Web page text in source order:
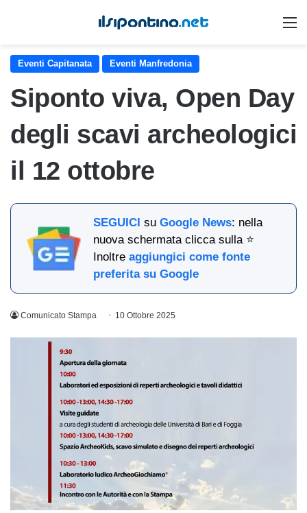
Eventi Capitanata Eventi Manfredonia
Siponto viva, Open Day
degli scavi archeologici
il 12 ottobre
SEGUICI suGoogle News: nella
nuova schermata clicca sulla ⭐
Inoltreaggiungici come fonte
preferita su Google
Comunicato Stampa 10 Ottobre 2025